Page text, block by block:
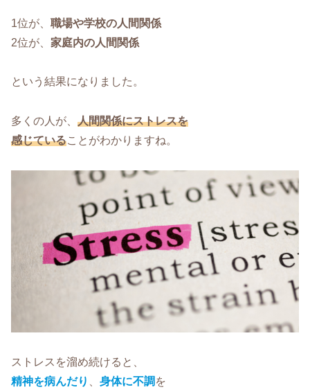
1位が、 職場や学校の人間関係
2位が、 家庭内の人間関係
という結果になりました。
多くの人が、 人間関係にストレスを
感じていることがわかりますね。
ストレスを溜め続けると、
精神を病んだり
身体に不調 を